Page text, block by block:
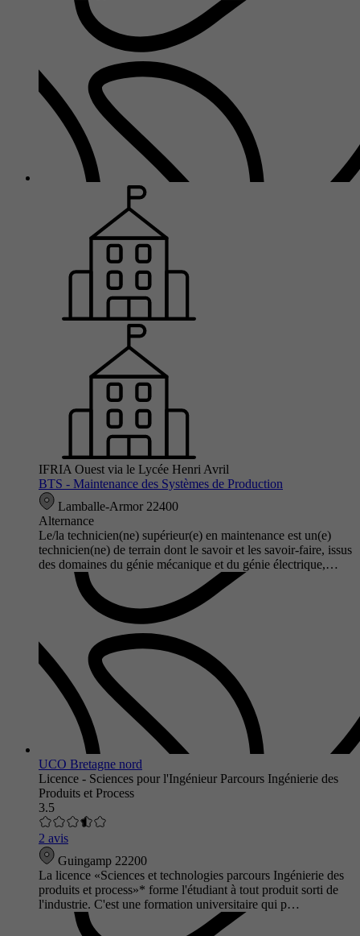
IFRIA Ouest via le Lycée Henri Avril
BTS - Maintenance des Systèmes de Production
Lamballe-Armor 22400
Alternance
Le/la technicien(ne) supérieur(e) en maintenance est un(e)
technicien(ne) de terrain dont le savoir et les savoir-faire, issus
des domaines du génie mécanique et du génie électrique,…
UCO Bretagne nord
Licence - Sciences pour l'Ingénieur Parcours Ingénierie des
Produits et Process
3.5
2 avis
Guingamp 22200
La licence «Sciences et technologies parcours Ingénierie des
produits et process»* forme l'étudiant à tout produit sorti de
l'industrie. C'est une formation universitaire qui p…